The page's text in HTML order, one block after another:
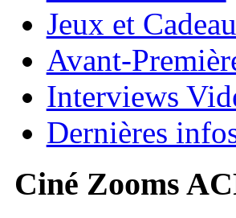
Jeux et
Avant-
Interviews
Dernières
Ciné Zooms